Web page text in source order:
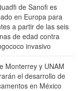
de Sanofi es
en Europa para
a partir de las seis
de edad contra
invasivo
Monterrey y UNAM
el desarrollo de
en México